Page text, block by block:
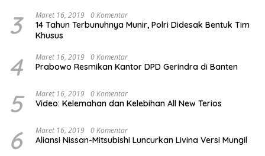
3 Maret 16, 2019 0 Komentar
14 Tahun Terbunuhnya Munir, Polri Didesak Bentuk Tim
Khusus
4 Maret 16, 2019 0 Komentar
Prabowo Resmikan Kantor DPD Gerindra di Banten
5 Maret 16, 2019 0 Komentar
Video: Kelemahan dan Kelebihan All New Terios
6 Maret 16, 2019 0 Komentar
Aliansi Nissan-Mitsubishi Luncurkan Livina Versi Mungil